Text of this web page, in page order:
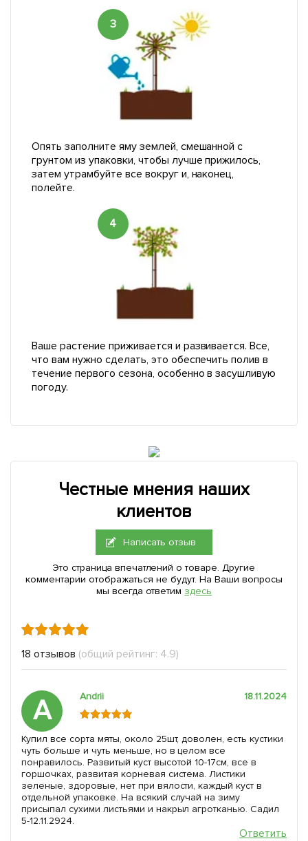
3
Опять заполните яму землей, смешанной с
грунтом из упаковки, чтобы лучше прижилось,
затем утрамбуйте все вокруг и, наконец,
полейте.
4
Ваше растение приживается и развивается. Все,
что вам нужно сделать, это обеспечить полив в
течение первого сезона, особенно в засушливую
погоду.
Честные мнения наших
клиентов
Написать отзыв
Это страница впечатлений о товаре. Другие
комментарии отображаться не будут. На Ваши вопросы
мы всегда ответим здесь
18 отзывов (общий рейтинг: 4.9)
A Andrii 18.11.2024
Купил все сорта мяты, около 25шт, доволен, есть кустики
чуть больше и чуть меньше, но в целом все
понравилось. Развитый куст высотой 10-17см, все в
горшочках, развитая корневая система. Листики
зеленые, здоровые, нет при вялости, каждый куст в
отдельной упаковке. На всякий случай на зиму
присыпал сухими листьями и накрыл агротканью. Садил
5-12.11.2924.
Ответить